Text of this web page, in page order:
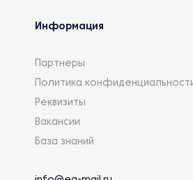
Информация
Партнеры
Политика
Реквизиты
Вакансии
База знаний